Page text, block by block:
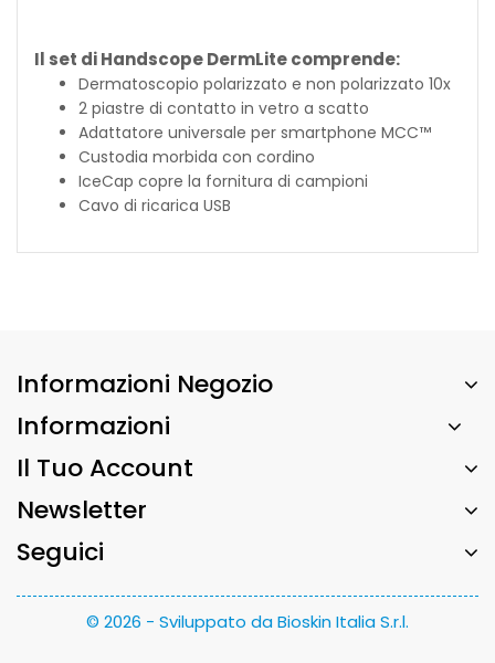
Il set di Handscope DermLite comprende:
Dermatoscopio polarizzato e non polarizzato 10x
2 piastre di contatto in vetro a scatto
Adattatore universale per smartphone MCC™
Custodia morbida con cordino
IceCap copre la fornitura di campioni
Cavo di ricarica USB
Informazioni Negozio
Informazioni
Il Tuo Account
Newsletter
Seguici
© 2026 - Sviluppato da Bioskin Italia S.r.l.